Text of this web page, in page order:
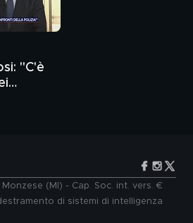
"C'è
(MI) - Cap. Soc. int. vers. €
di sistemi di intelligenza